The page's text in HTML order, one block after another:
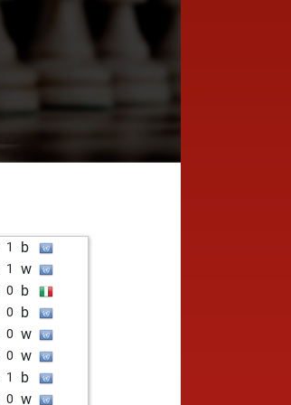
1 b
1 w
0 b
0 b
0 w
0 w
1 b
0 w